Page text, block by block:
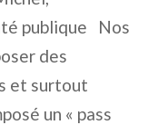
publique Nos
des
et surtout
un « pass